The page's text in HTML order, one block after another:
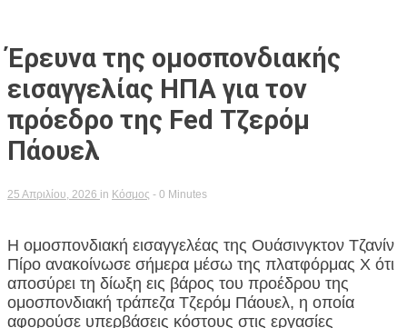
Έρευνα της ομοσπονδιακής
εισαγγελίας ΗΠΑ για τον
πρόεδρο της Fed Τζερόμ
Πάουελ
25 Απριλίου, 2026 in Κόσμος - 0 Minutes
Η ομοσπονδιακή εισαγγελέας της Ουάσινγκτον Τζανίν
Πίρο ανακοίνωσε σήμερα μέσω της πλατφόρμας Χ ότι
αποσύρει τη δίωξη εις βάρος του προέδρου της
ομοσπονδιακή τράπεζα Τζερόμ Πάουελ, η οποία
αφορούσε υπερβάσεις κόστους στις εργασίες